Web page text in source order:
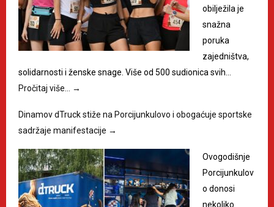
obilježila je
snažna
poruka
zajedništva,
solidarnosti i ženske snage. Više od 500 sudionica svih…
Pročitaj više… →
Dinamov dTruck stiže na Porcijunkulovo i obogaćuje sportske
sadržaje manifestacije →
Ovogodišnje
Porcijunkulov
o donosi
nekoliko